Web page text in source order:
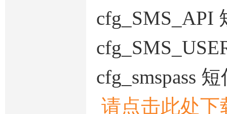
cfg_SMS_API
cfg_smspass
请点击此处下